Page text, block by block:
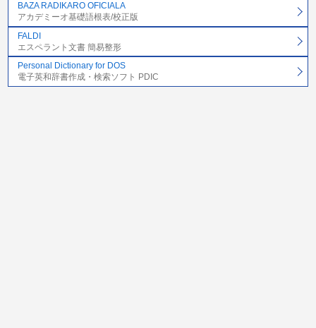
BAZA RADIKARO OFICIALA
アカデミーオ基礎語根表/校正版
FALDI
エスペラント文書 簡易整形
Personal Dictionary for DOS
電子英和辞書作成・検索ソフト PDIC